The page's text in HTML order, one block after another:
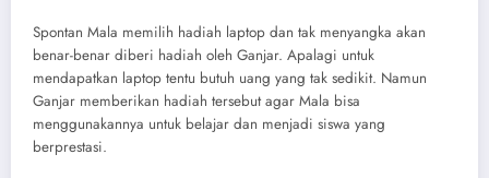
Spontan Mala memilih hadiah laptop dan tak menyangka akan
benar-benar diberi hadiah oleh Ganjar. Apalagi untuk
mendapatkan laptop tentu butuh uang yang tak sedikit. Namun
Ganjar memberikan hadiah tersebut agar Mala bisa
menggunakannya untuk belajar dan menjadi siswa yang
berprestasi.